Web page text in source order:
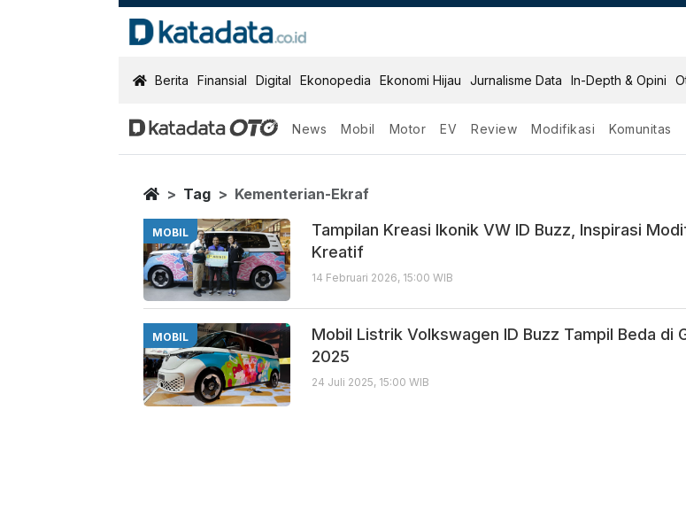
KatadataOTO
Berita Finansial Digital Ekonopedia Ekonomi Hijau Jurnalisme Data In-Depth & Opini
News Mobil Motor EV Review Modifikasi Komunitas
Kementerian Ekraf
Berita Terbaru
Home
Tag Kementerian-Ekraf
MOBIL
Tampilan Kreasi Ikonik VW ID Buzz, Inspirasi
Kreatif
14 Februari 2026, 15:00 WIB
MOBIL
Mobil Listrik Volkswagen ID Buzz Tampil Beda di
2025
24 Juli 2025, 15:00 WIB